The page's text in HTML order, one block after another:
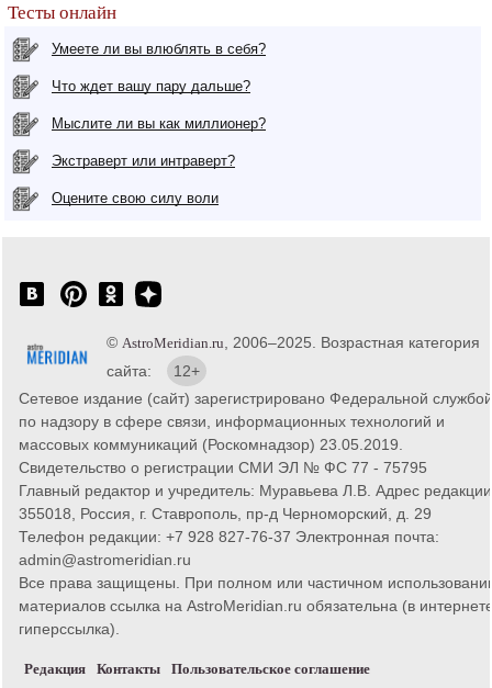
Тесты онлайн
Умеете ли вы влюблять в себя?
Что ждет вашу пару дальше?
Мыслите ли вы как миллионер?
Экстраверт или интраверт?
Оцените свою силу воли
© AstroMeridian.ru , 2006–2025. Возрастная категория
сайта:
12+
Сетевое издание (сайт) зарегистрировано Федеральной службой
по надзору в сфере связи, информационных технологий и
массовых коммуникаций (Роскомнадзор) 23.05.2019.
Свидетельство о регистрации СМИ ЭЛ № ФС 77 - 75795
Главный редактор и учредитель: Муравьева Л.В. Адрес
355018, Россия, г. Ставрополь, пр-д Черноморский, д. 29
Телефон редакции: +7 928 827-76-37 Электронная почта:
admin@astromeridian.ru
Все права защищены. При полном или частичном
материалов ссылка на AstroMeridian.ru обязательна (в
гиперссылка).
Редакция Контакты Пользовательское соглашение